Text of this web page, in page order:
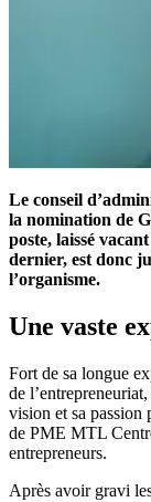
Le conseil
la nomination de
poste, laissé
dernier, est donc
l’organisme.
Une vaste
Fort de sa longue
de
vision et sa passion
de PME MTL
entrepreneurs.
Après avoir gravi